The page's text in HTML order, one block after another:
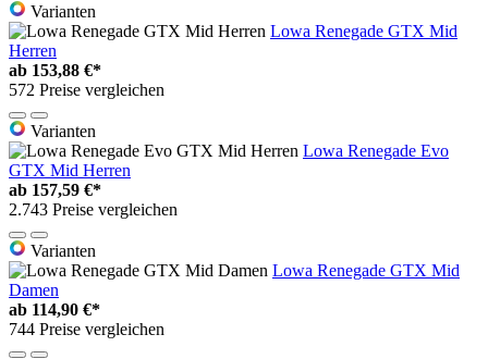
Varianten
Lowa Renegade GTX Mid
Herren
ab 153,88 €*
572 Preise vergleichen
Varianten
Lowa Renegade Evo
GTX Mid Herren
ab 157,59 €*
2.743 Preise vergleichen
Varianten
Lowa Renegade GTX Mid
Damen
ab 114,90 €*
744 Preise vergleichen